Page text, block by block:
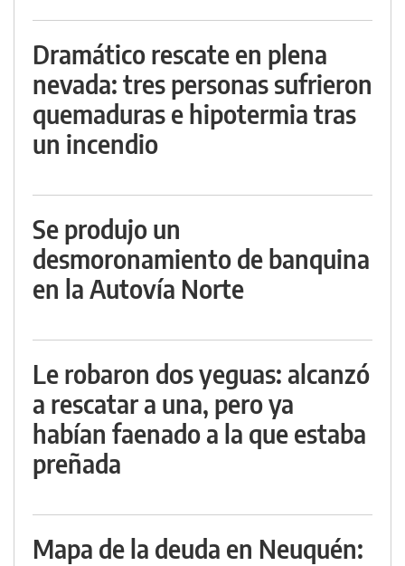
Dramático rescate en plena
nevada: tres personas sufrieron
quemaduras e hipotermia tras
un incendio
Se produjo un
desmoronamiento de banquina
en la Autovía Norte
Le robaron dos yeguas: alcanzó
a rescatar a una, pero ya
habían faenado a la que estaba
preñada
Mapa de la deuda en Neuquén: